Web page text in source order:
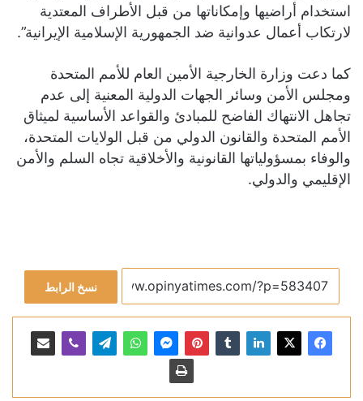
استخدام أراضيها وإمكاناتها من قبل الأطراف المعتدية
لارتكاب أعمال عدوانية ضد الجمهورية الإسلامية الإيرانية”.
كما دعت وزارة الخارجية الأمين العام للأمم المتحدة
ومجلس الأمن وسائر الجهات الدولية المعنية إلى عدم
تجاهل الانتهاك الفاضح للمبادئ والقواعد الأساسية لميثاق
الأمم المتحدة والقانون الدولي من قبل الولايات المتحدة،
والوفاء بمسؤولياتها القانونية والأخلاقية تجاه السلم والأمن
الإقليمي والدولي.
نسخ الرابط